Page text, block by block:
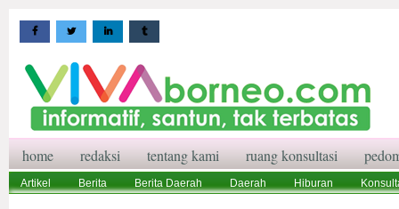
home redaksi tentang kami ruang konsultasi
Artikel Berita Berita Daerah Daerah Hiburan